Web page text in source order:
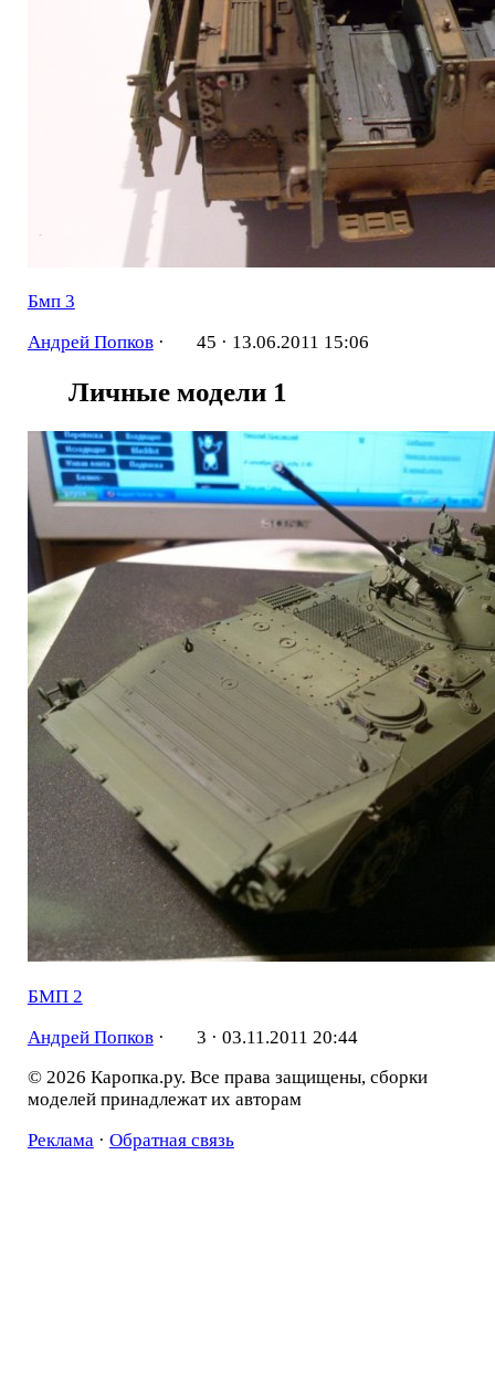
Бмп 3
Андрей Попков· 45 · 13.06.2011 15:06
Личные модели 1
БМП 2
Андрей Попков· 3 · 03.11.2011 20:44
© 2026 Каропка.ру. Все права защищены, сборки
моделей принадлежат их авторам
Реклама· Обратная связь